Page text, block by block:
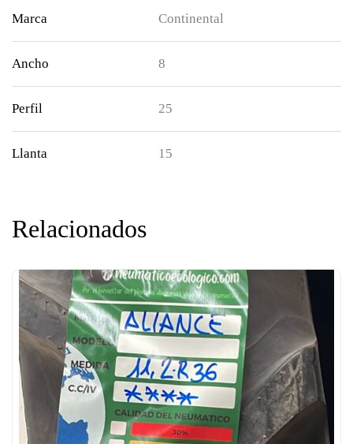
Marca Continental
Ancho 8
Perfil 25
Llanta 15
Relacionados